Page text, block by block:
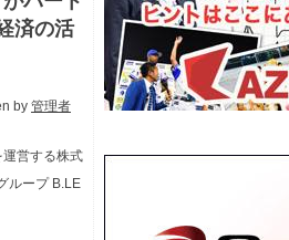
済の活
by 管理者
営する株式
ループ B.LE